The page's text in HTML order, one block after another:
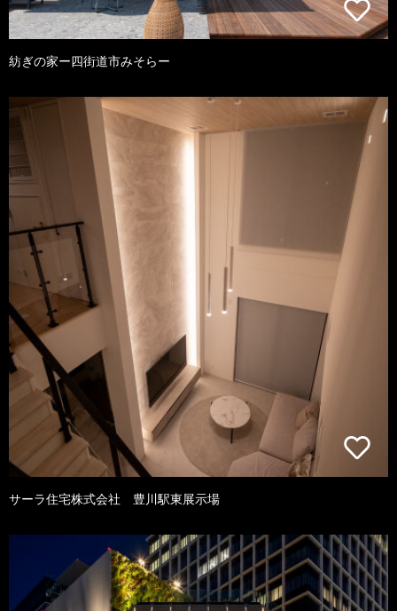
紡ぎの家ー四街道市みそらー
サーラ住宅株式会社 豊川駅東展示場